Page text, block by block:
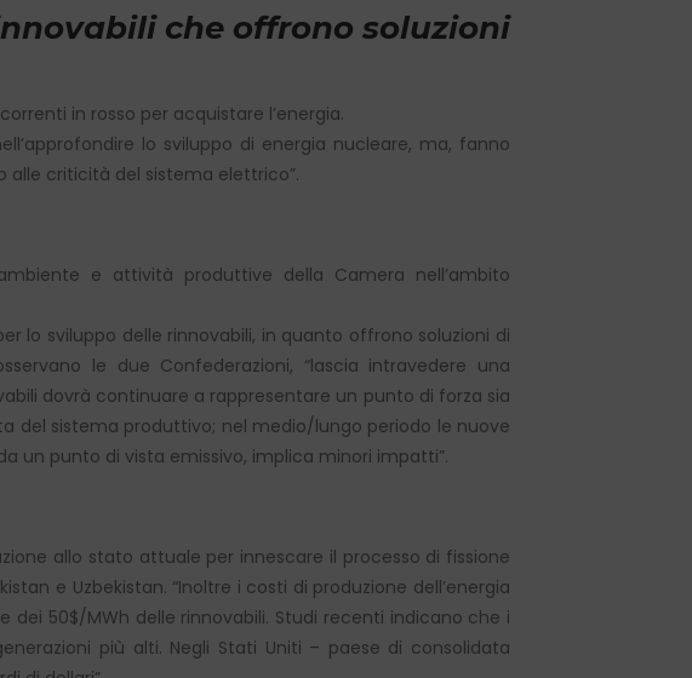
che offrono soluzioni
in rosso per acquistare l’energia.
lo sviluppo di energia nucleare, ma, fanno
alle criticità del sistema elettrico”.
e attività produttive della Camera nell’ambito
lo sviluppo delle rinnovabili, in quanto offrono soluzioni di
le due Confederazioni, “lascia intravedere una
dovrà continuare a rappresentare un punto di forza sia
del sistema produttivo; nel medio/lungo periodo le nuove
un punto di vista emissivo, implica minori impatti”.
allo stato attuale per innescare il processo di fissione
e Uzbekistan. “Inoltre i costi di produzione dell’energia
dei 50$/MWh delle rinnovabili. Studi recenti indicano che i
più alti. Negli Stati Uniti – paese di consolidata